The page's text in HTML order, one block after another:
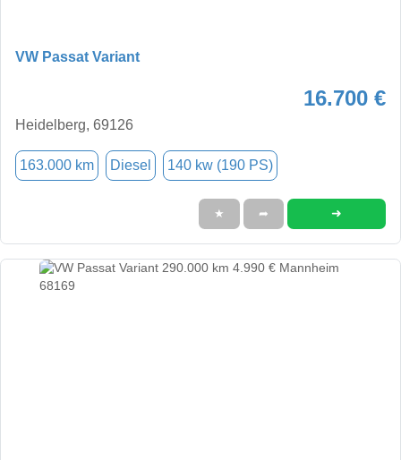
VW Passat Variant
16.700 €
Heidelberg, 69126
163.000 km Diesel 140 kw (190 PS)
★ ➦ ➜